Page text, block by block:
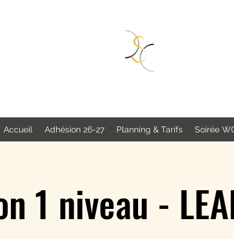
Accueil Adhésion 26-27 Planning & Tarifs Soirée
1 niveau -